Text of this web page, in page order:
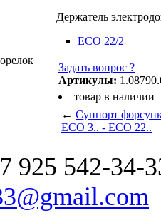
Держатель
ECO 22/2
Задать вопрос ?
Артикулы:
товар в наличии
← Суппорт
ECO 3.. - ECO 22..
925 542-34-